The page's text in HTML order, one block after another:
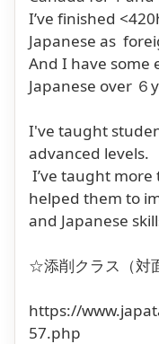
I’ve finished
Japanese as
And I have some
Japanese over ６
I've taught
advanced levels.
I’ve taught
helped them to
and Japanese
☆添削クラス（対
https://
57.php